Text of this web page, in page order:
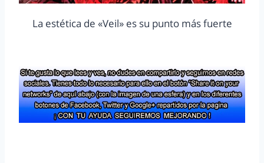
La estética de «Veil» es su punto más fuerte